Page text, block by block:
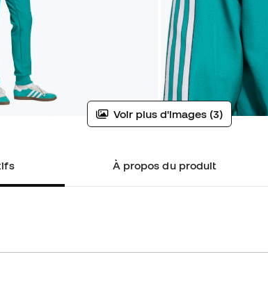
Voir plus d'images (3)
À propos du produit